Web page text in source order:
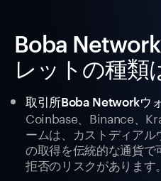
Boba
レットの種類
取引所Boba Networkウ
Coinbase、Binance、
ームは、カストディア
の取得を伝統的な通貨で
拒否のリスクがあります。